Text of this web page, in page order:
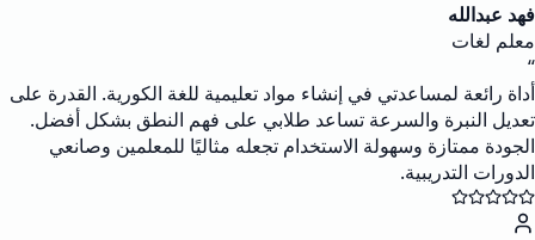
فهد عبدالله
معلم لغات
“
أداة رائعة لمساعدتي في إنشاء مواد تعليمية للغة الكورية. القدرة على
تعديل النبرة والسرعة تساعد طلابي على فهم النطق بشكل أفضل.
الجودة ممتازة وسهولة الاستخدام تجعله مثاليًا للمعلمين وصانعي
الدورات التدريبية.